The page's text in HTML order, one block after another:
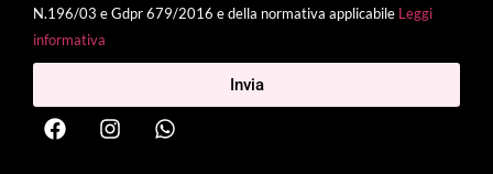
N.196/03 e Gdpr 679/2016 e della normativa applicabile Leggi
informativa
Invia